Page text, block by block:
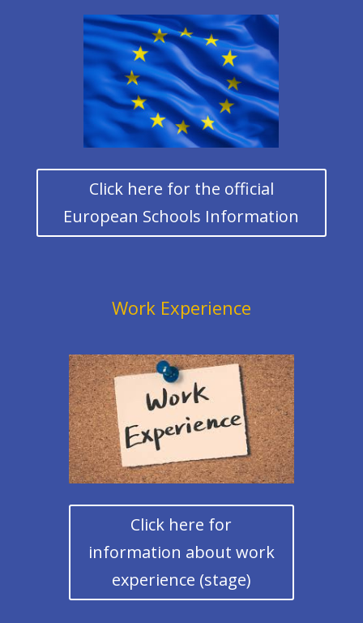
Click here for the official
European Schools Information
Work Experience
Click here for
information about work
experience (stage)